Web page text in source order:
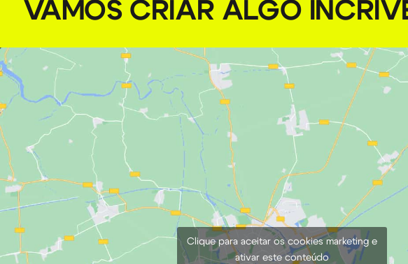
VAMOS CRIAR ALGO
Clique para aceitar os cookies marketing e
ativar este conteúdo